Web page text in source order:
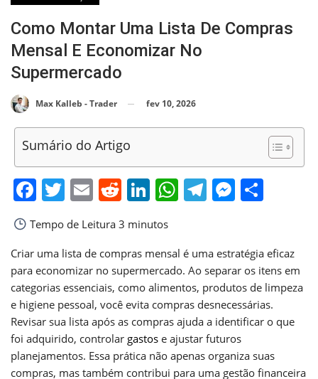
Como Montar Uma Lista De Compras
Mensal E Economizar No
Supermercado
Max Kalleb - Trader fev 10, 2026
Sumário do Artigo
Facebook
Twitter
EmailReddit
LinkedIn
WhatsApp
Telegram
Tempo de Leitura 3 minutos
Criar uma lista de compras mensal é uma estratégia eficaz
para economizar no supermercado. Ao separar os itens em
categorias essenciais, como alimentos, produtos de limpeza
e higiene pessoal, você evita compras desnecessárias.
Revisar sua lista após as compras ajuda a identificar o que
foi adquirido, controlar gastos e ajustar futuros
planejamentos. Essa prática não apenas organiza suas
compras, mas também contribui para uma gestão financeira